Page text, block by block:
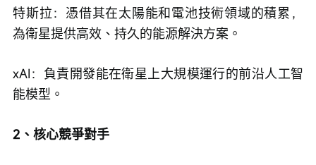
特斯拉：憑借其在太陽能和電池技術領域的積累，
為衛星提供高效、持久的能源解決方案。
xAI：負責開發能在衛星上大規模運行的前沿人工智
能模型。
2、核心競爭對手